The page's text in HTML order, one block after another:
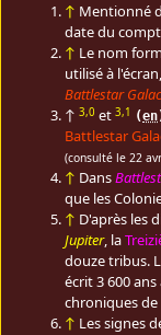
↑ Mentionné
date du
↑ Le nom
utilisé à
Battlestar
↑3,0 et3,1 (en
Battlestar
(consulté le22
↑ Dans
que les
↑ D'après les
Jupiter, la
douze tribus.
écrit 3 600
chroniques de
↑ Les signes